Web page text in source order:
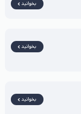
بخوانید
بخوانید
بخوانید